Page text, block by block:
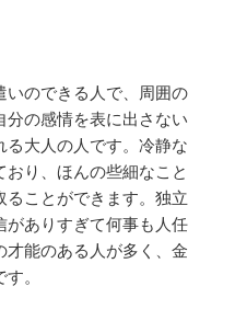
いのできる人で、周囲の
分の感情を表に出さない
る大人の人です。冷静な
り、ほんの些細なこと
ことができます。独立
がありすぎて何事も人任
能のある人が多く、金
。